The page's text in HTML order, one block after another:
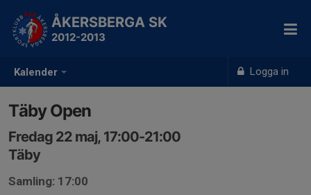
Kalender Logga in
ÅKERSBERGA SK
2012-2013
Täby Open
Fredag 22 maj, 17:00-21:00
Täby
Samling: 17:00